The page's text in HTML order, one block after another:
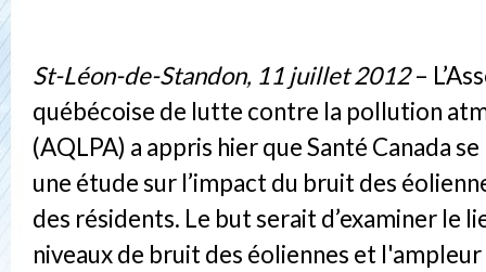
St-Léon-de-Standon, 11 juillet 2012–
québécoise de lutte contre la pollution
(AQLPA) a appris hier que Santé Canada
une étude sur l’impact du bruit des
des résidents. Le but serait d’examiner le
niveaux de bruit des éoliennes et